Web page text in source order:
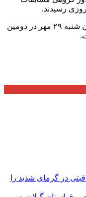
تیم ملی بسکتبال با ویلچر مردان کشورمان شنبه ۲۹ مهر در دومین
خودمراقبتی در گرمای شدید را